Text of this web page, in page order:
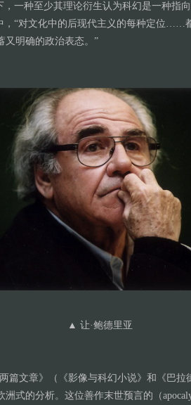
，一种至少其理论衍生认为科幻是一种指
，“对文化中的后现代主义的每种定位……
又明确的政治表态。”
▲ 让·鲍德里亚
篇文章》（《影像与科幻小说》和《巴拉
式的分析。这位善作末世预言的（